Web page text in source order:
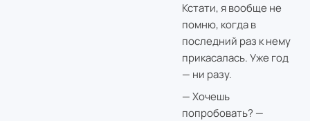
Кстати, я вообще не
помню, когда в
последний раз к нему
прикасалась. Уже год
— ни разу.
— Хочешь
попробовать? —